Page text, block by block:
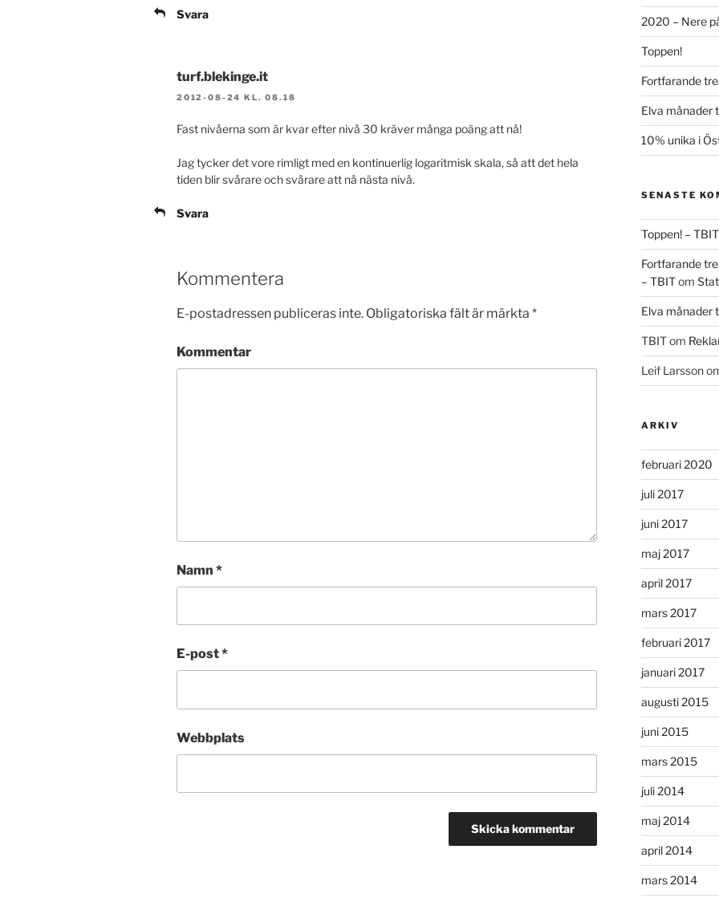
Svara
turf.blekinge.it
2012-08-24 KL. 08.18
Fast nivåerna som är kvar efter nivå 30 kräver många poäng att nå!
Jag tycker det vore rimligt med en kontinuerlig logaritmisk skala, så att det hela
tiden blir svårare och svårare att nå nästa nivå.
Svara
Kommentera
E-postadressen publiceras inte. Obligatoriska fält är märkta *
Kommentar
Namn *
E-post*
Webbplats
2020 – Nere
Toppen!
Fortfarande
Elva månader
10% unika i
SENASTE
Toppen! – TBIT
Fortfarande
– TBITom
Elva månader
TBITom
Leif Larsson
ARKIV
februari 2020
juli 2017
juni 2017
maj 2017
april 2017
mars 2017
februari 2017
januari 2017
augusti 2015
juni 2015
mars 2015
juli 2014
maj 2014
april 2014
mars 2014